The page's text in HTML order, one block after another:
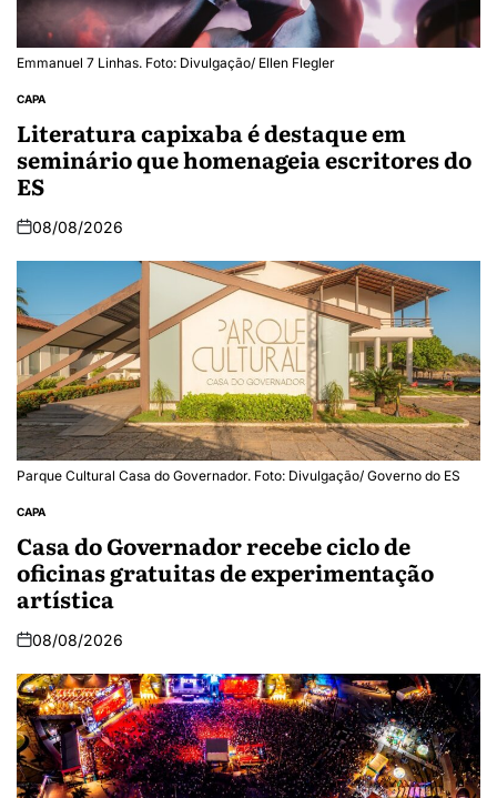
Emmanuel 7 Linhas. Foto: Divulgação/ Ellen Flegler
CAPA
Literatura capixaba é destaque em
seminário que homenageia escritores do
ES
08/08/2026
Parque Cultural Casa do Governador. Foto: Divulgação/ Governo do ES
CAPA
Casa do Governador recebe ciclo de
oficinas gratuitas de experimentação
artística
08/08/2026